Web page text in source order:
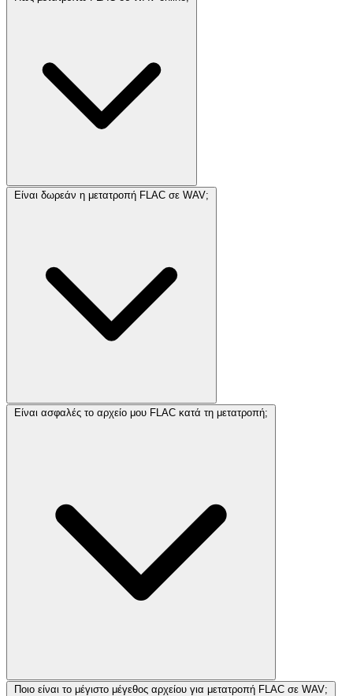
Είναι δωρεάν η μετατροπή FLAC σε WAV;
Είναι ασφαλές το αρχείο μου FLAC κατά τη μετατροπή;
Ποιο είναι το μέγιστο μέγεθος αρχείου για μετατροπή FLAC σε WAV;